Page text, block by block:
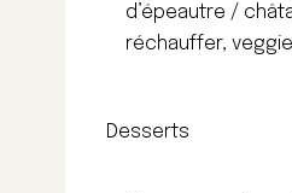
d’épeautre /
réchauffer,
Desserts